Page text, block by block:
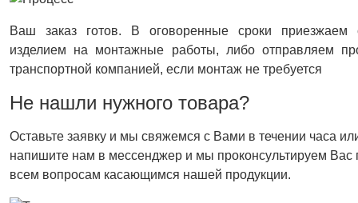
Ваш заказ готов. В оговоренные сроки приезжаем
изделием на монтажные работы, либо отправляем
транспортной компанией, если монтаж не требуется
Не нашли нужного товара?
Оставьте заявку и мы свяжемся с Вами в течении часа
напишите нам в мессенджер и мы проконсультируем Вас
всем вопросам касающимся нашей продукции.